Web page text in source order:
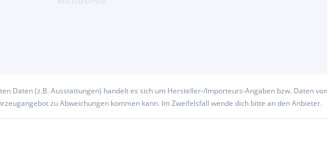
Daten (z.B. Ausstattungen) handelt es sich um Hersteller-/Importeurs-Angaben bzw. Daten von
zu Abweichungen kommen kann. Im Zweifelsfall wende dich bitte an den Anbieter.